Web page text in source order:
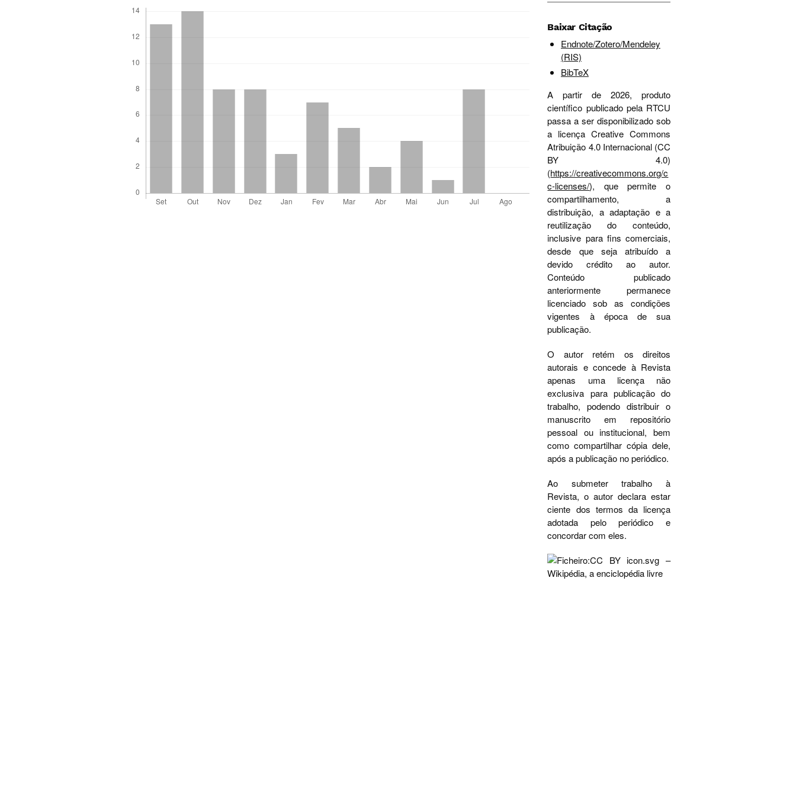
Baixar Citação
Endnote/Zotero/Mendeley
(RIS)
BibTeX
A partir de 2026, produto
científico publicado pela RTCU
passa a ser disponibilizado sob
a licença Creative Commons
Atribuição 4.0 Internacional (CC
BY 4.0)
(https://creativecommons.org/c
c-licenses/), que permite o
compartilhamento, a
distribuição, a adaptação e a
reutilização do conteúdo,
inclusive para fins comerciais,
desde que seja atribuído a
devido crédito ao autor.
Conteúdo publicado
anteriormente permanece
licenciado sob as condições
vigentes à época de sua
publicação.
O autor retém os direitos
autorais e concede à Revista
apenas uma licença não
exclusiva para publicação do
trabalho, podendo distribuir o
manuscrito em repositório
pessoal ou institucional, bem
como compartilhar cópia dele,
após a publicação no periódico.
Ao submeter trabalho à
Revista, o autor declara estar
ciente dos termos da licença
adotada pelo periódico e
concordar com eles.